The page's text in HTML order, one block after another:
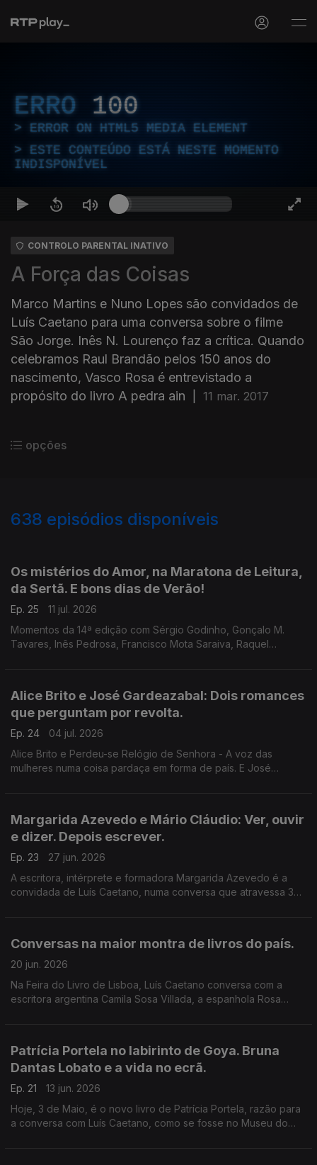
ERRO 100
ERROR ON HTML5 MEDIA ELEMENT
ESTE CONTEÚDO ESTÁ NESTE MOMENTO
INDISPONÍVEL
CONTROLO PARENTAL INATIVO
A Força das Coisas
Marco Martins e Nuno Lopes são convidados de
Luís Caetano para uma conversa sobre o filme
São Jorge. Inês N. Lourenço faz a crítica. Quando
celebramos Raul Brandão pelos 150 anos do
nascimento, Vasco Rosa é entrevistado a
propósito do livro A pedra ain
11 mar. 2017
opções
638 episódios disponíveis
Os mistérios do Amor, na Maratona de Leitura,
da Sertã. E bons dias de Verão!
Ep. 25
11 jul. 2026
Momentos da 14ª edição com Sérgio Godinho, Gonçalo M.
Tavares, Inês Pedrosa, Francisco Mota Saraiva, Raquel
Alice Brito e José Gardeazabal: Dois romances
que perguntam por revolta.
Ep. 24
04 jul. 2026
Alice Brito e Perdeu-se Relógio de Senhora - A voz das
mulheres numa coisa pardaça em forma de país. E José
Margarida Azevedo e Mário Cláudio: Ver, ouvir
e dizer. Depois escrever.
Ep. 23
27 jun. 2026
A escritora, intérprete e formadora Margarida Azevedo é a
convidada de Luís Caetano, numa conversa que atravessa 3
Conversas na maior montra de livros do país.
20 jun. 2026
Na Feira do Livro de Lisboa, Luís Caetano conversa com a
escritora argentina Camila Sosa Villada, a espanhola Rosa
Patrícia Portela no labirinto de Goya. Bruna
Dantas Lobato e a vida no ecrã.
Ep. 21
13 jun. 2026
Hoje, 3 de Maio, é o novo livro de Patrícia Portela, razão para
a conversa com Luís Caetano, como se fosse no Museu do